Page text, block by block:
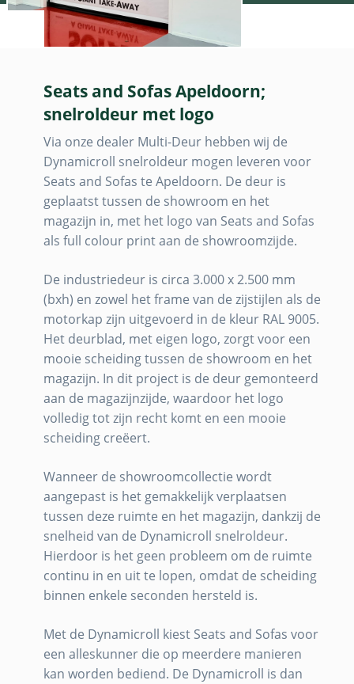
Seats and Sofas Apeldoorn;
snelroldeur met logo
Via onze dealer Multi-Deur hebben wij de
Dynamicroll snelroldeur mogen leveren voor
Seats and Sofas te Apeldoorn. De deur is
geplaatst tussen de showroom en het
magazijn in, met het logo van Seats and Sofas
als full colour print aan de showroomzijde.
De industriedeur is circa 3.000 x 2.500 mm
(bxh) en zowel het frame van de zijstijlen als de
motorkap zijn uitgevoerd in de kleur RAL 9005.
Het deurblad, met eigen logo, zorgt voor een
mooie scheiding tussen de showroom en het
magazijn. In dit project is de deur gemonteerd
aan de magazijnzijde, waardoor het logo
volledig tot zijn recht komt en een mooie
scheiding creëert.
Wanneer de showroomcollectie wordt
aangepast is het gemakkelijk verplaatsen
tussen deze ruimte en het magazijn, dankzij de
snelheid van de Dynamicroll snelroldeur.
Hierdoor is het geen probleem om de ruimte
continu in en uit te lopen, omdat de scheiding
binnen enkele seconden hersteld is.
Met de Dynamicroll kiest Seats and Sofas voor
een alleskunner die op meerdere manieren
kan worden bediend. De Dynamicroll is dan